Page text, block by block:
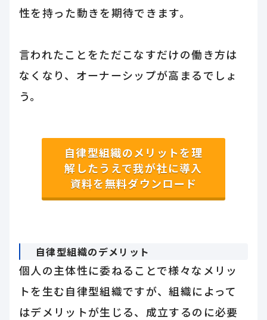
性を持った動きを期待できます。
言われたことをただこなすだけの働き方は
なくなり、オーナーシップが高まるでしょ
う。
自律型組織のメリットを理
解したうえで我が社に導入
資料を無料ダウンロード
自律型組織のデメリット
個人の主体性に委ねることで様々なメリッ
トを生む自律型組織ですが、組織によって
はデメリットが生じる、成立するのに必要